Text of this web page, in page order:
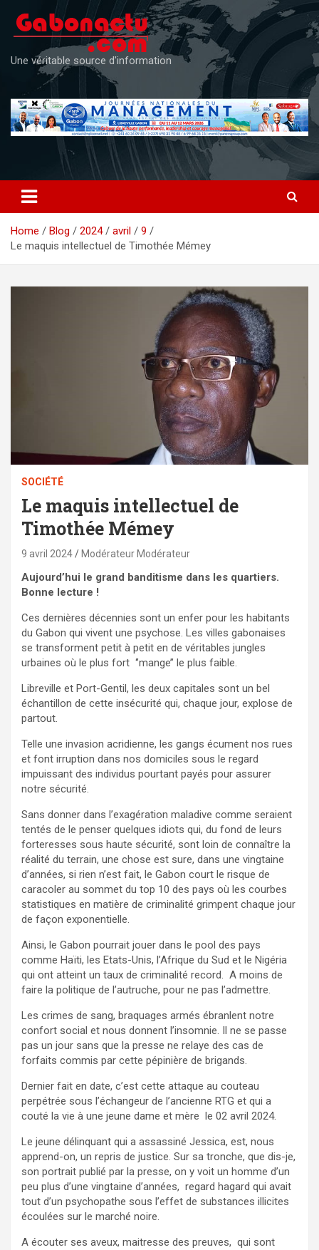
content
Une véritable source d'information
Home Blog 2024 avril
9
Le maquis intellectuel de Timothée Mémey
SOCIÉTÉ
Le maquis intellectuel de
Timothée Mémey
9 avril 2024 Modérateur Modérateur
Aujourd’hui le grand banditisme dans les quartiers.
Bonne lecture !
Ces dernières décennies sont un enfer pour les habitants
du Gabon qui vivent une psychose. Les villes gabonaises
se transforment petit à petit en de véritables jungles
urbaines où le plus fort ‘’mange’’ le plus faible.
Libreville et Port-Gentil, les deux capitales sont un bel
échantillon de cette insécurité qui, chaque jour, explose de
partout.
Telle une invasion acridienne, les gangs écument nos rues
et font irruption dans nos domiciles sous le regard
impuissant des individus pourtant payés pour assurer
notre sécurité.
Sans donner dans l’exagération maladive comme seraient
tentés de le penser quelques idiots qui, du fond de leurs
forteresses sous haute sécurité, sont loin de connaître la
réalité du terrain, une chose est sure, dans une vingtaine
d’années, si rien n’est fait, le Gabon court le risque de
caracoler au sommet du top 10 des pays où les courbes
statistiques en matière de criminalité grimpent chaque jour
de façon exponentielle.
Ainsi, le Gabon pourrait jouer dans le pool des pays
comme Haïti, les Etats-Unis, l’Afrique du Sud et le Nigéria
qui ont atteint un taux de criminalité record. A moins de
faire la politique de l’autruche, pour ne pas l’admettre.
Les crimes de sang, braquages armés ébranlent notre
confort social et nous donnent l’insomnie. Il ne se passe
pas un jour sans que la presse ne relaye des cas de
forfaits commis par cette pépinière de brigands.
Dernier fait en date, c’est cette attaque au couteau
perpétrée sous l’échangeur de l’ancienne RTG et qui a
couté la vie à une jeune dame et mère le 02 avril 2024.
Le jeune délinquant qui a assassiné Jessica, est, nous
apprend-on, un repris de justice. Sur sa tronche, que dis-je,
son portrait publié par la presse, on y voit un homme d’un
peu plus d’une vingtaine d’années, regard hagard qui avait
tout d’un psychopathe sous l’effet de substances illicites
écoulées sur le marché noire.
A écouter ses aveux, maitresse des preuves, qui sont